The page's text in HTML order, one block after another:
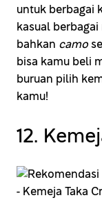
untuk berbagai
kasual
bahkan camo
bisa kamu beli
buruan pilih
kamu!
12.